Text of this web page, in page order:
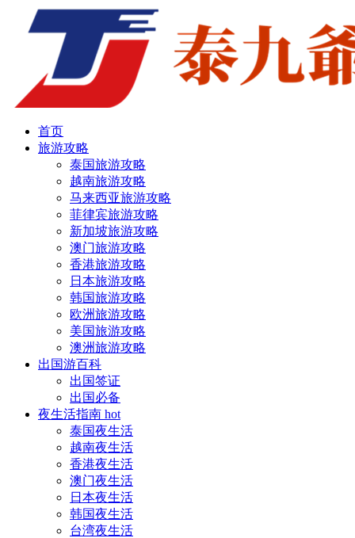
首页
旅游攻略
泰国旅游攻略
越南旅游攻略
马来西亚旅游攻略
菲律宾旅游攻略
新加坡旅游攻略
澳门旅游攻略
香港旅游攻略
日本旅游攻略
韩国旅游攻略
欧洲旅游攻略
美国旅游攻略
澳洲旅游攻略
出国游百科
出国签证
出国必备
夜生活指南 hot
泰国夜生活
越南夜生活
香港夜生活
澳门夜生活
日本夜生活
韩国夜生活
台湾夜生活